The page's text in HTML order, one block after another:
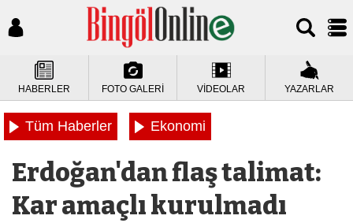
HABERLER FOTO GALERİ VİDEOLAR YAZARLAR
Tüm Haberler Ekonomi
Erdoğan'dan flaş talimat:
Kar amaçlı kurulmadı